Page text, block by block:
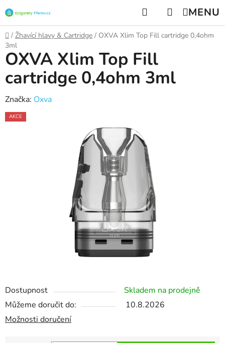
na
obsah
Hledat NÁKUPNÍ
KOŠÍK
Domů
/ Žhavící hlavy & Cartridge / OXVA Xlim Top Fill cartridge 0,4ohm
3ml
Dostupnost
Skladem na prodejně
Můžeme doručit do:
10.8.2026
Možnosti doručení
OXVA Xlim Top Fill
cartridge 0,4ohm 3ml
Značka: Oxva
AKCE